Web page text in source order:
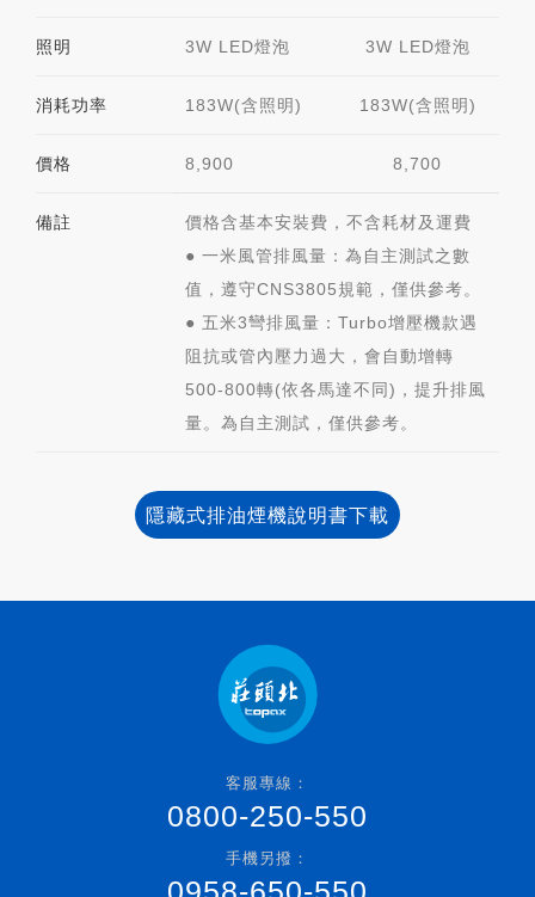
照明 3W LED燈泡 3W LED燈泡
消耗功率 183W(含照明) 183W(含照明)
價格 8,900 8,700
備註
價格含基本安裝費，不含耗材及運費
● 一米風管排風量： 為自主測試之數
值，遵守CNS3805規範，僅供參考。
● 五米3彎排風量： Turbo增壓機款遇
阻抗或管內壓力過大，會自動增轉
500-800轉(依各馬達不同)，提升排風
量。為自主測試，僅供參考。
隱藏式排油煙機說明書下載
客服專線：
0800-250-550
手機另撥：